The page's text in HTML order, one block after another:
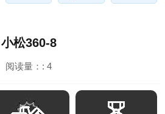
小松360-8
阅读量：: 4